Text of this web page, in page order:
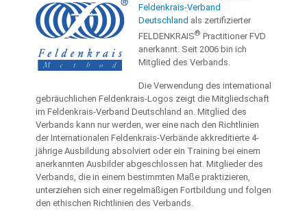
Feldenkrais-Verband
Deutschland als zertifizierter
FELDENKRAIS® Practitioner FVD
anerkannt. Seit 2006 bin ich
Mitglied des Verbands.
Die Verwendung des international
gebräuchlichen Feldenkrais-Logos zeigt die Mitgliedschaft
im Feldenkrais-Verband Deutschland an. Mitglied des
Verbands kann nur werden, wer eine nach den Richtlinien
der Internationalen Feldenkrais-Verbände akkreditierte 4-
jährige Ausbildung absolviert oder ein Training bei einem
anerkannten Ausbilder abgeschlossen hat. Mitglieder des
Verbands, die in einem bestimmten Maße praktizieren,
unterziehen sich einer regelmäßigen Fortbildung und folgen
den ethischen Richtlinien des Verbands.